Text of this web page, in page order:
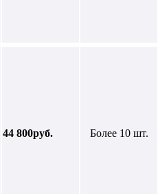
44 800руб. Более 10 шт.